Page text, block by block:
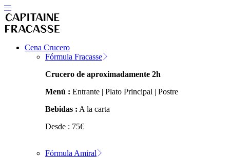
Cena Crucero
Fórmula Fracasse
Crucero de aproximadamente 2h
Menú : Entrante | Plato Principal | Postre
Bebidas : A la carta
Desde : 75€
Fórmula Amiral